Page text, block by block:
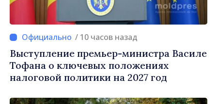
/ 10 часов назад
Выступление премьер-министра Василе
Тофана о ключевых положениях
налоговой политики на 2027 год